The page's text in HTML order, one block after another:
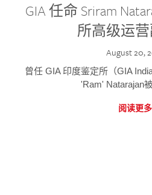
GIA 任命 Sriram
所高级运
August 20,
曾任 GIA 印度鉴定所（GIA
'Ram' Natarajan
阅读更多